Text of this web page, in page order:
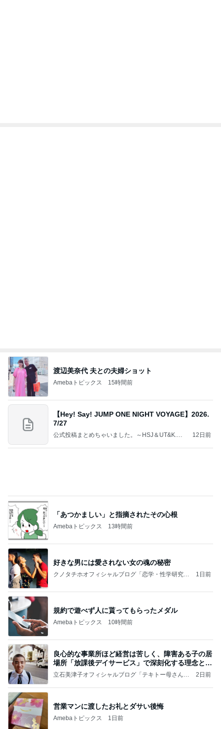
渡辺美奈代 夫との夫婦ショット
Amebaトピックス 15時間前
【Hey! Say! JUMP ONE NIGHT VOYAGE】2026.
7/27
公式投稿まとめちゃいました。～HSJ＆UT&K.O.
12日前
「あつかましい」と指摘されたその心根
Amebaトピックス 13時間前
好きな男には愛されない女の魂の秘密
クノタチホオフィシャルブログ「恋学・性学研究
1日前
規約で遊べず人に貰ってもらったメダル
Amebaトピックス 10時間前
良心的な事業所ほど経営は苦しく、障害ある子の居
場所「放課後デイサービス」で深刻化する理念と現
実の
立石美津子オフィシャルブログ「テキトー母さんの
2日前
営業マンに渡したお礼とダサい後悔
Amebaトピックス 1日前